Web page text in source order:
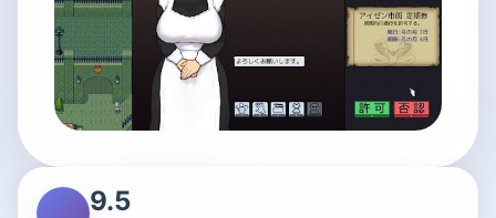
9.5